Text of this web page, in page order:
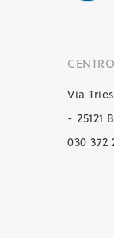
Via
- 25121
030 372